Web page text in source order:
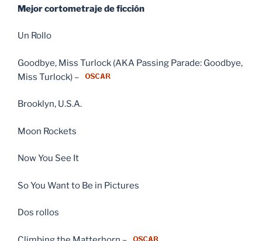
Mejor cortometraje de ficción
Un Rollo
Goodbye, Miss Turlock (AKA Passing Parade: Goodbye,
Miss Turlock) –
Brooklyn, U.S.A.
Moon Rockets
Now You See It
So You Want to Be in Pictures
Dos rollos